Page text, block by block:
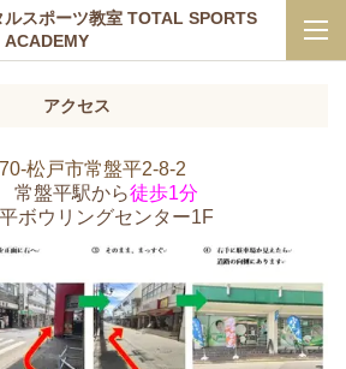
スポーツ教室 TOTAL SPORTS
ACADEMY
アクセス
松戸市常盤平2-8-2
常盤平駅から徒歩1分
ボウリングセンター1F